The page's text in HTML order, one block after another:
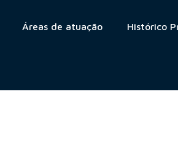
Áreas de atuação Histórico